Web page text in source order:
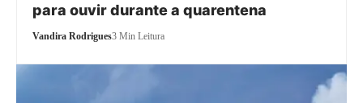
para ouvir durante a quarentena
Vandira Rodrigues3 Min Leitura